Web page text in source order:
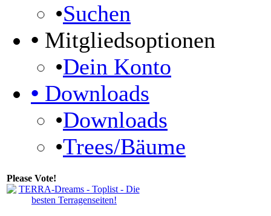
•Suchen
• Mitgliedsoptionen
•Dein Konto
• Downloads
•Downloads
•Trees/Bäume
Please Vote!